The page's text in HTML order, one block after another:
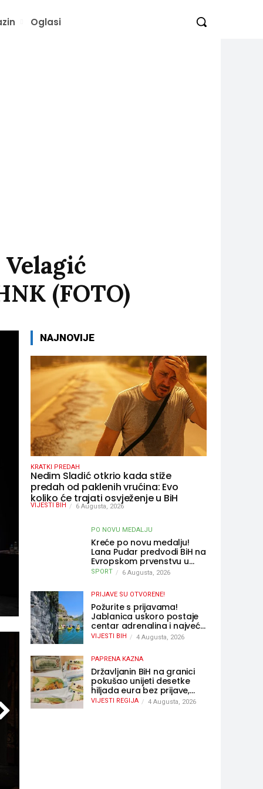
Oglasi
(FOTO)
NAJNOVIJE
KRATKI PREDAH
Nedim Sladić otkrio kada stiže
predah od paklenih vrućina: Evo
koliko će trajati osvježenje u BiH
VIJESTI BIH 6 Augusta, 2026
PO NOVU MEDALJU
Kreće po novu medalju!
Lana Pudar predvodi BiH na
Evropskom prvenstvu u
Parizu
SPORT 6 Augusta, 2026
PRIJAVE SU OTVORENE!
Požurite s prijavama!
Jablanica uskoro postaje
centar adrenalina i najveće
outdoor avanture ovog
VIJESTI BIH 4 Augusta, 2026
PAPRENA KAZNA
Državljanin BiH na granici
pokušao unijeti desetke
hiljada eura bez prijave,
uslijedila “paprena” kazna
VIJESTI REGIJA 4 Augusta, 2026